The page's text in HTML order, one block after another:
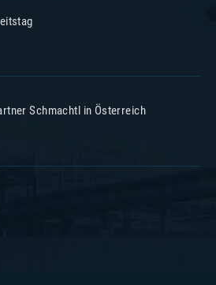
Schmachtl in Österreich